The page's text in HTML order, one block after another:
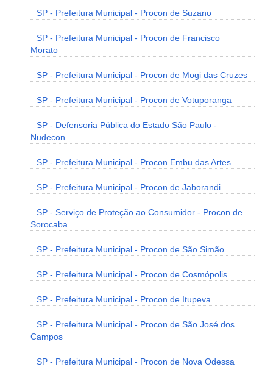
SP - Prefeitura Municipal - Procon de Suzano
SP - Prefeitura Municipal - Procon de Francisco
Morato
SP - Prefeitura Municipal - Procon de Mogi das Cruzes
SP - Prefeitura Municipal - Procon de Votuporanga
SP - Defensoria Pública do Estado São Paulo -
Nudecon
SP - Prefeitura Municipal - Procon Embu das Artes
SP - Prefeitura Municipal - Procon de Jaborandi
SP - Serviço de Proteção ao Consumidor - Procon de
Sorocaba
SP - Prefeitura Municipal - Procon de São Simão
SP - Prefeitura Municipal - Procon de Cosmópolis
SP - Prefeitura Municipal - Procon de Itupeva
SP - Prefeitura Municipal - Procon de São José dos
Campos
SP - Prefeitura Municipal - Procon de Nova Odessa